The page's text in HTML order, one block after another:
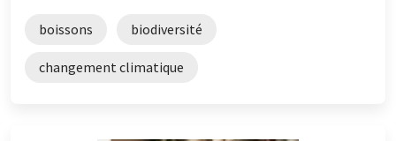
boissons biodiversité
changement climatique